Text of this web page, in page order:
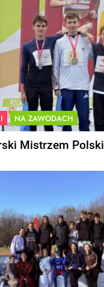
NA ZAWODACH
Mistrzem Polski